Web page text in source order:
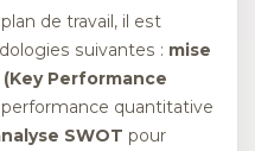
de travail, il est
suivantes : mise
Performance
quantitative
SWOT pour